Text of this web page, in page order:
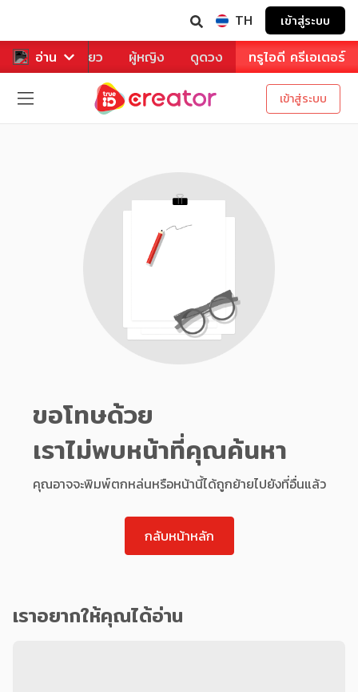
TH เข้าสู่ระบบ
อ่าน
หาร ท่องเที่ยว ผู้หญิง ดูดวง ทรูไอดี ครีเอเตอร์
เข้าสู่ระบบ
ขอโทษด้วย
เราไม่พบหน้าที่คุณค้นหา
คุณอาจจะพิมพ์ตกหล่นหรือหน้านี้ได้ถูกย้ายไปยังที่อื่นแล้ว
กลับหน้าหลัก
เราอยากให้คุณได้อ่าน